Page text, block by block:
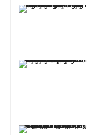
Nghệ nhân T.Long Nguyễn gửi lời xin lỗi, thừa nhận gây hiểu lầm về chuyện đời tư
“Siêu Sao Nguyên Thuỷ” chính thức khởi chiếu: Hành trình cô độc sau ánh hào quang của Robbie Williams khiến khán giả bật khóc
“Nhà Mình Thôi Đi!” đặt câu hỏi về sợi dây gắn kết gia đình trong xã hội hiện đại